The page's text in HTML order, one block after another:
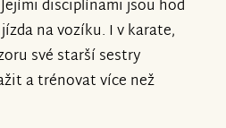
disciplínami jsou hod
na vozíku. I v karate,
své starší sestry
a trénovat více než